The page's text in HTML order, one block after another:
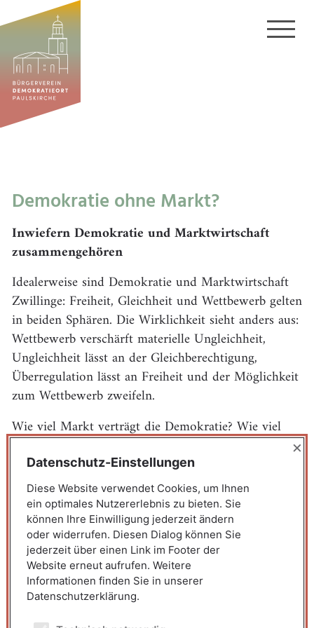
Demokratie ohne Markt?
Inwiefern Demokratie und Marktwirtschaft
zusammengehören
Idealerweise sind Demokratie und Marktwirtschaft
Zwillinge: Freiheit, Gleichheit und Wettbewerb gelten
in beiden Sphären. Die Wirklichkeit sieht anders aus:
Wettbewerb verschärft materielle Ungleichheit,
Ungleichheit lässt an der Gleichberechtigung,
Überregulation lässt an Freiheit und der Möglichkeit
zum Wettbewerb zweifeln.
Wie viel Markt verträgt die Demokratie? Wie viel
Demokratie verträgt der Markt? Beide sind
aufeinander angewiesen, aber welches Prinzip soll
den Vorrang haben, wenn es um die großen
gesellschaftlichen Aufgaben geht: staatliche Regelung
oder marktförmiger Wettbewerb? Und wie viel
Kenntnis und Verständnis von beidem setzen stabile
liberale Demokratien voraus?
Darüber sprach am 13. März 2025 in der Frankfurt
School of Finance & Management: Prof. Dr. h.c.
Datenschutz-Einstellungen
×
Diese Website verwendet Cookies, um Ihnen
ein optimales Nutzererlebnis zu bieten. Sie
können Ihre Einwilligung jederzeit ändern
oder widerrufen. Diesen Dialog können Sie
jederzeit über einen Link im Footer der
Website erneut aufrufen. Weitere
Informationen finden Sie in unserer
Datenschutzerklärung.